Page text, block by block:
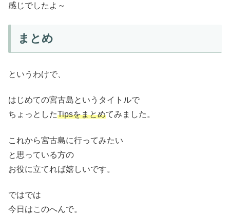
感じでしたよ～
まとめ
というわけで、
はじめての宮古島というタイトルで
ちょっとしたTipsをまとめてみました。
これから宮古島に行ってみたい
と思っている方の
お役に立てれば嬉しいです。
ではでは
今日はこのへんで。